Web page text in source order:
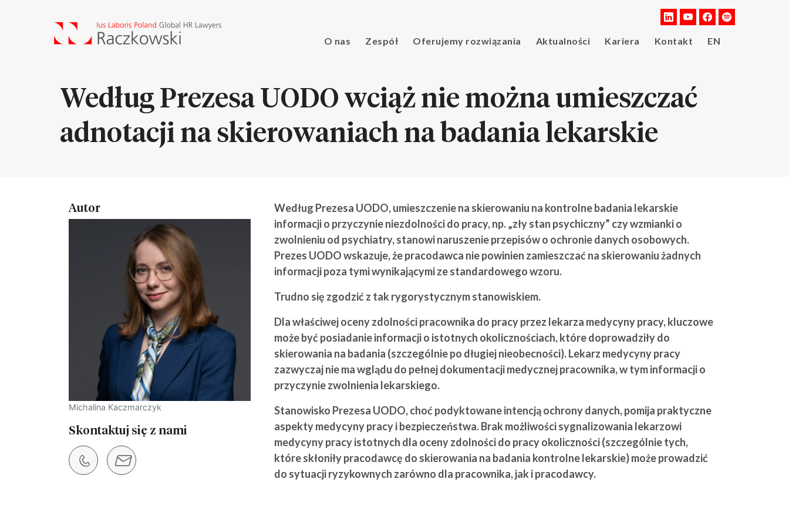
O nas Zespół Oferujemy rozwiązania Aktualności Kariera Kontakt EN
Według Prezesa UODO wciąż nie można umieszczać
adnotacji na skierowaniach na badania lekarskie
Autor
Michalina Kaczmarczyk
Skontaktuj się z nami
Według Prezesa UODO, umieszczenie na skierowaniu na kontrolne badania lekarskie
informacji o przyczynie niezdolności do pracy, np. „zły stan psychiczny” czy wzmianki o
zwolnieniu od psychiatry, stanowi naruszenie przepisów o ochronie danych osobowych.
Prezes UODO wskazuje, że pracodawca nie powinien zamieszczać na skierowaniu żadnych
informacji poza tymi wynikającymi ze standardowego wzoru.
Trudno się zgodzić z tak rygorystycznym stanowiskiem.
Dla właściwej oceny zdolności pracownika do pracy przez lekarza medycyny pracy, kluczowe
może być posiadanie informacji o istotnych okolicznościach, które doprowadziły do
skierowania na badania (szczególnie po długiej nieobecności). Lekarz medycyny pracy
zazwyczaj nie ma wglądu do pełnej dokumentacji medycznej pracownika, w tym informacji o
przyczynie zwolnienia lekarskiego.
Stanowisko Prezesa UODO, choć podyktowane intencją ochrony danych, pomija praktyczne
aspekty medycyny pracy i bezpieczeństwa. Brak możliwości sygnalizowania lekarzowi
medycyny pracy istotnych dla oceny zdolności do pracy okoliczności (szczególnie tych,
które skłoniły pracodawcę do skierowania na badania kontrolne lekarskie) może prowadzić
do sytuacji ryzykownych zarówno dla pracownika, jak i pracodawcy.